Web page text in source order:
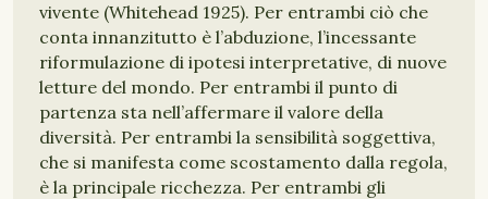
vivente (Whitehead 1925). Per entrambi ciò che
conta innanzitutto è l’abduzione, l’incessante
riformulazione di ipotesi interpretative, di nuove
letture del mondo. Per entrambi il punto di
partenza sta nell’affermare il valore della
diversità. Per entrambi la sensibilità soggettiva,
che si manifesta come scostamento dalla regola,
è la principale ricchezza. Per entrambi gli